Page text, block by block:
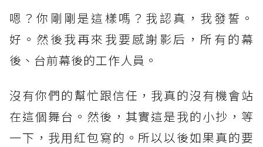
嗯？你剛剛是這樣嗎？我認真，我發誓。
好。然後我再來我要感謝影后，所有的幕
後、台前幕後的工作人員。
沒有你們的幫忙跟信任，我真的沒有機會站
在這個舞台。然後，其實這是我的小抄，等
一下，我用紅包寫的。所以以後如果真的要